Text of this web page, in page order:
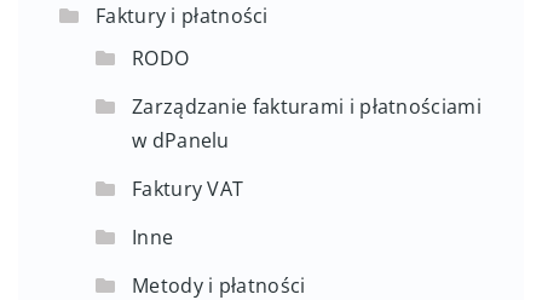
Faktury i płatności
RODO
Zarządzanie fakturami i płatnościami
w dPanelu
Faktury VAT
Inne
Metody i płatności